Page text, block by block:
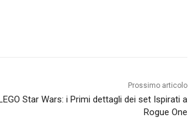
Prossimo articolo
Star Wars: i Primi dettagli dei set Ispirati a
Rogue One